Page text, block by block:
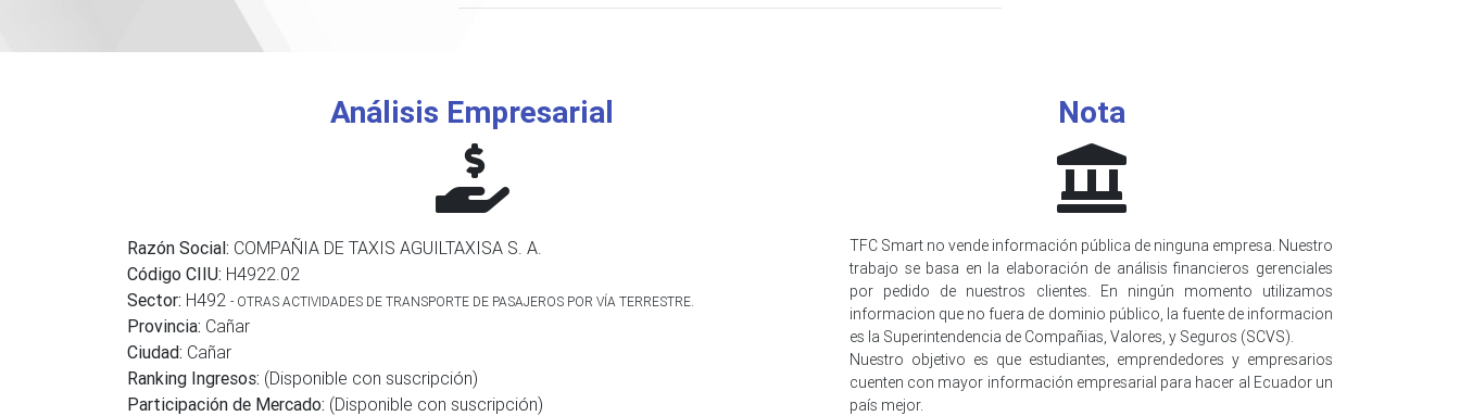
Análisis Empresarial
Razón Social: COMPAÑIA DE TAXIS AGUILTAXISA S. A.
Código CIIU: H4922.02
Sector: H492 - OTRAS ACTIVIDADES DE TRANSPORTE DE PASAJEROS POR VÍA TERRESTRE.
Provincia: Cañar
Ciudad: Cañar
Ranking Ingresos: (Disponible con suscripción)
Participación de Mercado: (Disponible con suscripción)
Nota
TFC Smart no vende información pública de ninguna empresa. Nuestro
trabajo se basa en la elaboración de análisis financieros gerenciales
por pedido de nuestros clientes. En ningún momento utilizamos
informacion que no fuera de dominio público, la fuente de informacion
es la Superintendencia de Compañias, Valores, y Seguros (SCVS).
Nuestro objetivo es que estudiantes, emprendedores y empresarios
cuenten con mayor información empresarial para hacer al Ecuador un
país mejor.